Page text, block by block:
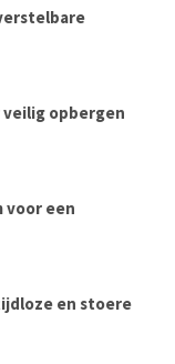
veilig opbergen
voor een
en stoere